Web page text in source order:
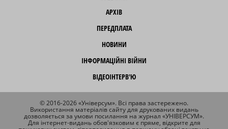
АРХІВ
ПЕРЕДПЛАТА
НОВИНИ
ІНФОРМАЦІЙНІ ВІЙНИ
ВІДЕОІНТЕРВ'Ю
© 2016-2026 «Універсум». Всі права застережено.
Використання матеріалів сайту для друкованих видань
дозволяється за умови посилання на журнал «УНІВЕРСУМ».
Для інтернет-видань обов'язковим є пряме, відкрите для